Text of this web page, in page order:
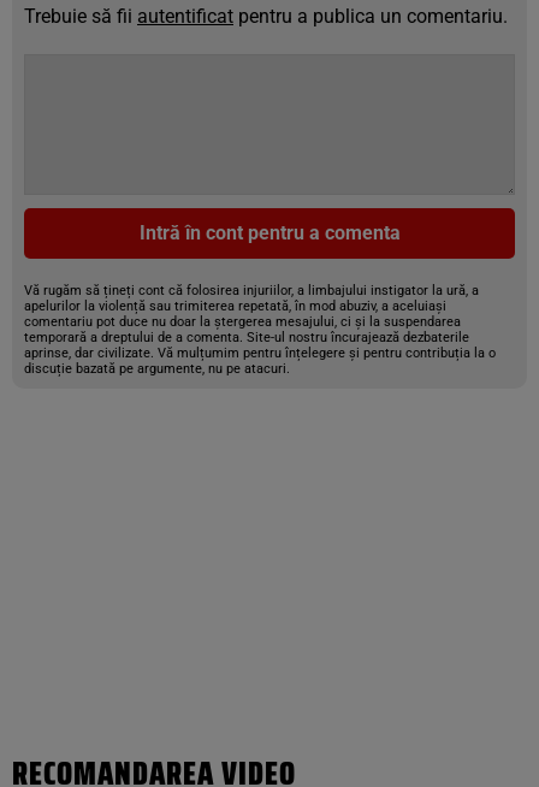
Trebuie să fii autentificat pentru a publica un comentariu.
Intră în cont pentru a comenta
Vă rugăm să țineți cont că folosirea injuriilor, a limbajului instigator la ură, a
apelurilor la violență sau trimiterea repetată, în mod abuziv, a aceluiași
comentariu pot duce nu doar la ștergerea mesajului, ci și la suspendarea
temporară a dreptului de a comenta. Site-ul nostru încurajează dezbaterile
aprinse, dar civilizate. Vă mulțumim pentru înțelegere și pentru contribuția la o
discuție bazată pe argumente, nu pe atacuri.
RECOMANDAREA VIDEO